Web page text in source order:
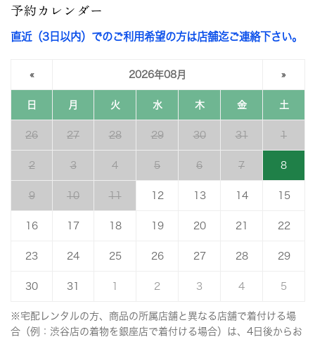
予約カレンダー
直近（3日以内）でのご利用希望の方は店舗迄ご連絡下さい。
« 2026年08月 »
日 月 火 水 木 金 土
26 27 28 29 30 31 1
2 3 4 5 6 7 8
9 10 11 12 13 14 15
16 17 18 19 20 21 22
23 24 25 26 27 28 29
30 31 2 3 4 5
※宅配レンタルの方、商品の所属店舗と異なる店舗で着付ける場
合（例：渋谷店の着物を銀座店で着付ける場合）は、4日後からお